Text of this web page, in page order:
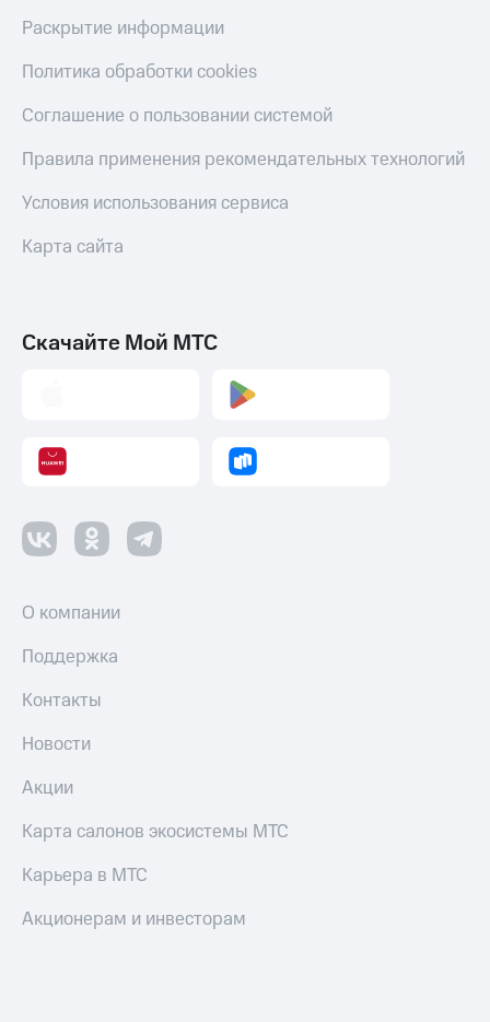
Раскрытие информации
Политика обработки cookies
Соглашение о пользовании системой
Правила применения рекомендательных технологий
Условия использования сервиса
Карта сайта
Скачайте Мой МТС
О компании
Поддержка
Контакты
Новости
Акции
Карта салонов экосистемы МТС
Карьера в МТС
Акционерам и инвесторам